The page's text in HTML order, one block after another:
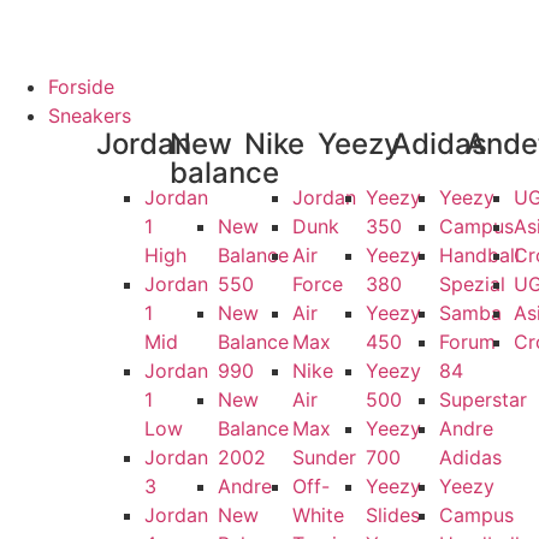
Forside
Sneakers
Jordan
Jordan
1
High
Jordan
1
Mid
Jordan
1
Low
Jordan
3
Jordan
New
balance
New
Balance
550
New
Balance
990
New
Balance
2002
Andre
New
Nike
Jordan
Dunk
Air
Force
Air
Max
Nike
Air
Max
Sunder
Off-
White
Yeezy
Yeezy
350
Yeezy
380
Yeezy
450
Yeezy
500
Yeezy
700
Yeezy
Slides
Adidas
Yeezy
Campus
Handball
Spezial
Samba
Forum
84
Superstar
Andre
Adidas
Yeezy
Campus